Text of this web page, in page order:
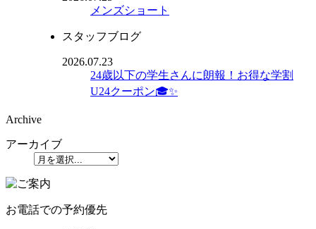
メンズショート
スタッフブログ
2026.07.23
24歳以下の学生さんに朗報！お得な学割
U24クーポン🎓✨
Archive
アーカイブ
お電話での予約優先